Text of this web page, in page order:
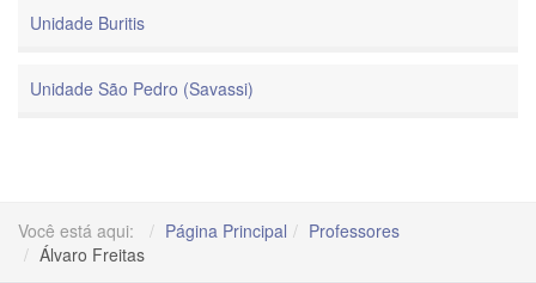
Unidade Buritis
Unidade São Pedro (Savassi)
Você está aqui: Página Principal
Professores
Álvaro Freitas